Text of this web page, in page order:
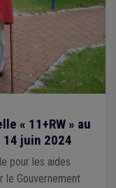
« 11+RW » au
juin 2024
pour les aides
le Gouvernement